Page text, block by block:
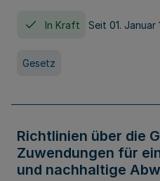
In Kraft Seit 01. Januar
Gesetz
Richtlinien über die
Zuwendungen für
und nachhaltige